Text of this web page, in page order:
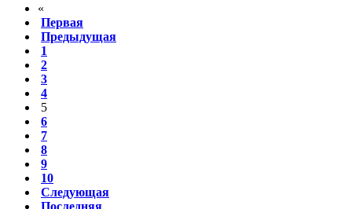
«
Первая
Предыдущая
1
2
3
4
5
6
7
8
9
10
Следующая
Последняя